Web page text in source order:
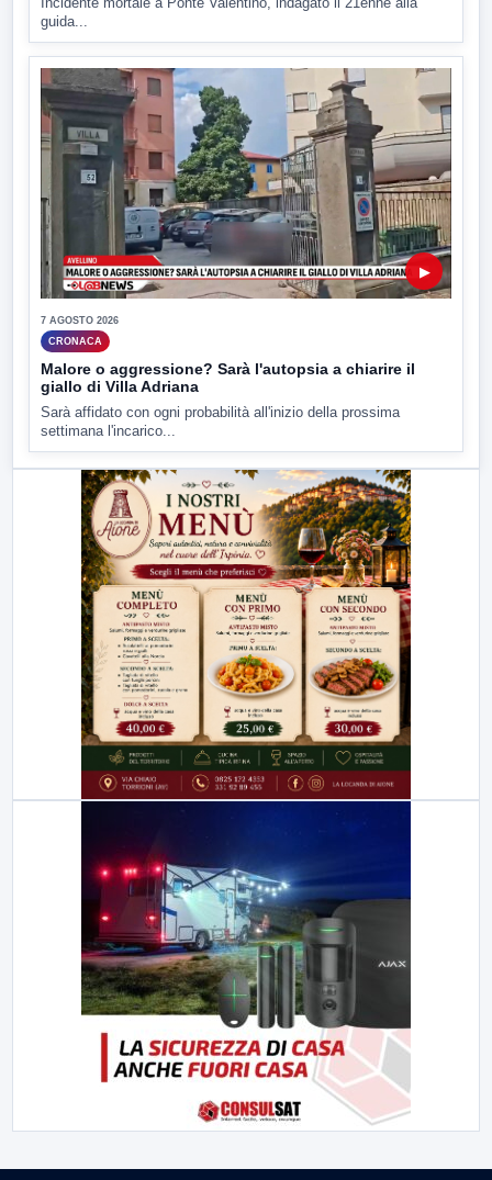
guida...
▶
7 AGOSTO 2026
CRONACA
Malore o aggressione? Sarà l'autopsia a chiarire il
giallo di Villa Adriana
Sarà affidato con ogni probabilità all'inizio della prossima
settimana l'incarico...